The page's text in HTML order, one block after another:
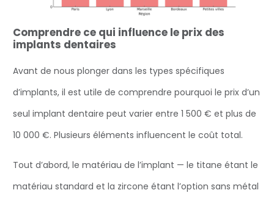
Comprendre ce qui influence le prix des
implants dentaires
Avant de nous plonger dans les types spécifiques
d’implants, il est utile de comprendre pourquoi le prix d’un
seul implant dentaire peut varier entre 1 500 € et plus de
10 000 €. Plusieurs éléments influencent le coût total.
Tout d’abord, le matériau de l’implant — le titane étant le
matériau standard et la zircone étant l’option sans métal